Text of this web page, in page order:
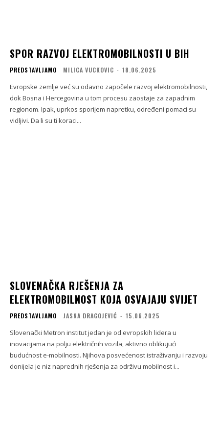
SPOR RAZVOJ ELEKTROMOBILNOSTI U BIH
PREDSTAVLJAMO MILICA VUCKOVIC - 18.06.2025
Evropske zemlje već su odavno započele razvoj elektromobilnosti,
dok Bosna i Hercegovina u tom procesu zaostaje za zapadnim
regionom. Ipak, uprkos sporijem napretku, određeni pomaci su
vidljivi. Da li su ti koraci...
SLOVENAČKA RJEŠENJA ZA
ELEKTROMOBILNOST KOJA OSVAJAJU SVIJET
PREDSTAVLJAMO JASNA DRAGOJEVIĆ - 15.06.2025
Slovenački Metron institut jedan je od evropskih lidera u
inovacijama na polju električnih vozila, aktivno oblikujući
budućnost e-mobilnosti. Njihova posvećenost istraživanju i razvoju
donijela je niz naprednih rješenja za održivu mobilnost i...